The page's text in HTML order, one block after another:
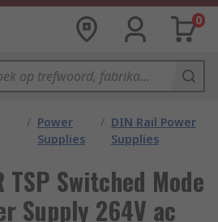
0
/ Power
Supplies
/ DIN Rail Power
Supplies
TSP Switched Mode
Supply 264V ac